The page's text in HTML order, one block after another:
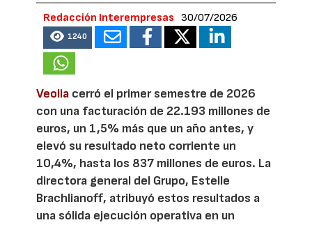
Redacción Interempresas 30/07/2026
1240
Veolia cerró el primer semestre de 2026
con una facturación de 22.193 millones de
euros, un 1,5% más que un año antes, y
elevó su resultado neto corriente un
10,4%, hasta los 837 millones de euros. La
directora general del Grupo, Estelle
Brachlianoff, atribuyó estos resultados a
una sólida ejecución operativa en un